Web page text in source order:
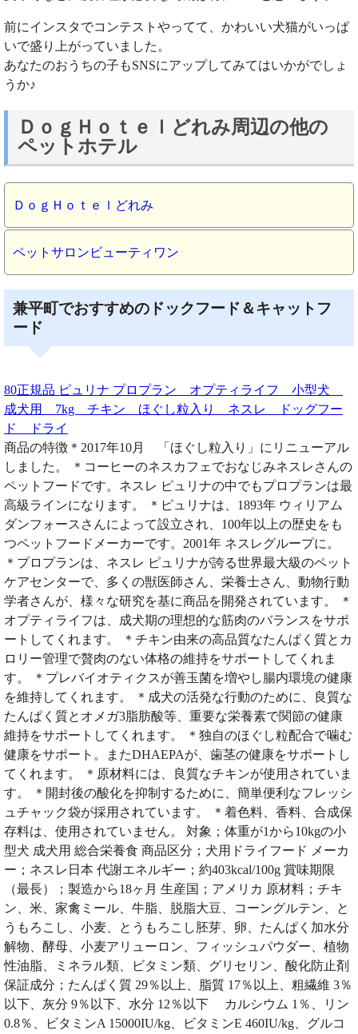
前にインスタでコンテストやってて、かわいい犬猫がいっぱ
いで盛り上がっていました。
あなたのおうちの子もSNSにアップしてみてはいかがでしょ
うか♪
ＤｏｇＨｏｔｅｌどれみ周辺の他の
ペットホテル
ＤｏｇＨｏｔｅｌどれみ
ペットサロンビューティワン
兼平町でおすすめのドックフード＆キャットフ
ード
80正規品 ピュリナ プロプラン オプティライフ 小型犬
成犬用 7kg チキン ほぐし粒入り ネスレ ドッグフー
ド ドライ
商品の特徴＊2017年10月 「ほぐし粒入り」にリニューアル
しました。 ＊コーヒーのネスカフェでおなじみネスレさんの
ペットフードです。ネスレ ピュリナの中でもプロプランは最
高級ラインになります。 ＊ピュリナは、1893年 ウィリアム
ダンフォースさんによって設立され、100年以上の歴史をも
つペットフードメーカーです。2001年 ネスレグループに。
＊プロプランは、ネスレ ピュリナが誇る世界最大級のペット
ケアセンターで、多くの獣医師さん、栄養士さん、動物行動
学者さんが、様々な研究を基に商品を開発されています。 ＊
オプティライフは、成犬期の理想的な筋肉のバランスをサポ
ートしてくれます。 ＊チキン由来の高品質なたんぱく質とカ
ロリー管理で贅肉のない体格の維持をサポートしてくれま
す。 ＊プレバイオティクスが善玉菌を増やし腸内環境の健康
を維持してくれます。 ＊成犬の活発な行動のために、良質な
たんぱく質とオメガ3脂肪酸等、重要な栄養素で関節の健康
維持をサポートしてくれます。 ＊独自のほぐし粒配合で噛む
健康をサポート。またDHAEPAが、歯茎の健康をサポートし
てくれます。 ＊原材料には、良質なチキンが使用されていま
す。 ＊開封後の酸化を抑制するために、簡単便利なフレッシ
ュチャック袋が採用されています。 ＊着色料、香料、合成保
存料は、使用されていません。 対象；体重が1から10kgの小
型犬 成犬用 総合栄養食 商品区分；犬用ドライフード メーカ
ー；ネスレ日本 代謝エネルギー；約403kcal/100g 賞味期限
（最長）；製造から18ヶ月 生産国；アメリカ 原材料；チキ
ン、米、家禽ミール、牛脂、脱脂大豆、コーングルテン、と
うもろこし、小麦、とうもろこし胚芽、卵、たんぱく加水分
解物、酵母、小麦アリューロン、フィッシュパウダー、植物
性油脂、ミネラル類、ビタミン類、グリセリン、酸化防止剤
保証成分；たんぱく質 29％以上、脂質 17％以上、粗繊維 3％
以下、灰分 9％以下、水分 12％以下 カルシウム 1％、リン
0.8％、ビタミンA 15000IU/kg、ビタミンE 460IU/kg、グルコ